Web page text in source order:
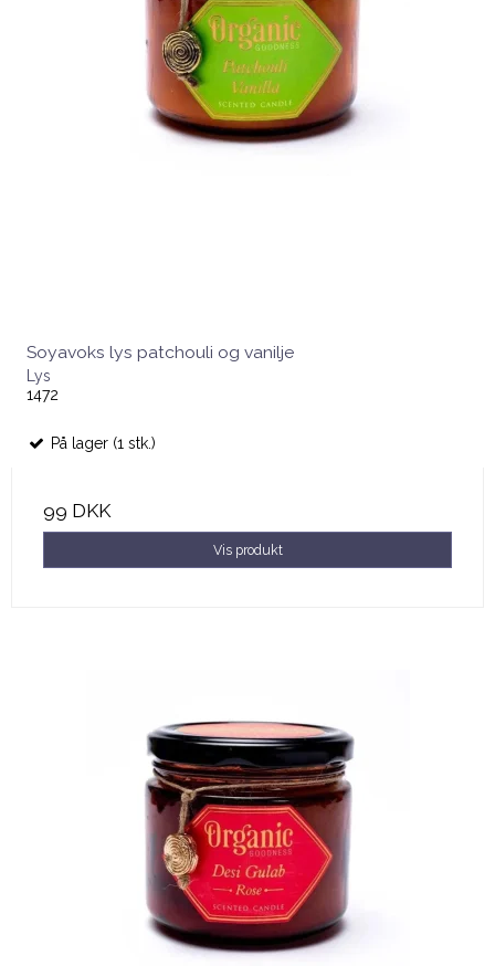
Soyavoks lys patchouli og vanilje
Lys
1472
På lager (1 stk.)
99 DKK
Vis produkt